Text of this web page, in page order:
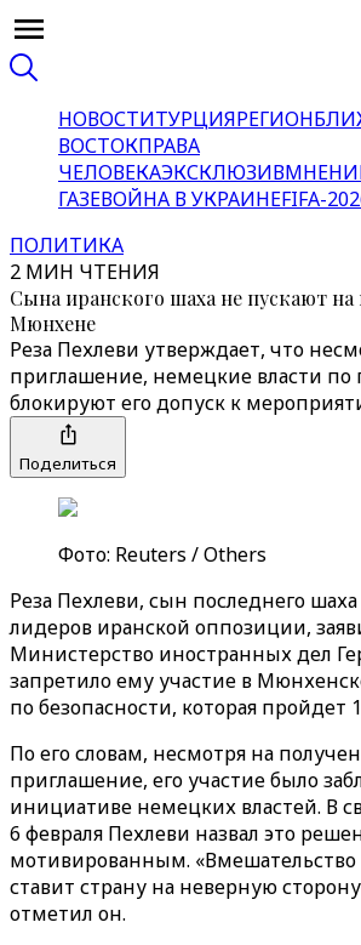
НОВОСТИТУРЦИЯРЕГИОН
ВОСТОКПРАВА
ЧЕЛОВЕКАЭКСКЛЮЗИВ
ГАЗЕВОЙНА В УКРАИНЕFIFA-
ПОЛИТИКА
2 МИН ЧТЕНИЯ
Сына иранского шаха не пускают
Мюнхене
Реза Пехлеви утверждает, что
приглашение, немецкие власти по
блокируют его допуск к
Поделиться
Фото: Reuters / Others
Реза Пехлеви, сын последнего
лидеров иранской оппозиции,
Министерство иностранных дел
запретило ему участие в
по безопасности, которая пройдет
По его словам, несмотря на
приглашение, его участие было
инициативе немецких властей. В
6 февраля Пехлеви назвал это
мотивированным.
ставит страну на неверную
отметил он.